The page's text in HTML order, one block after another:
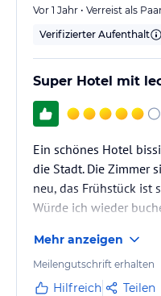
Vor 1 Jahr • Verreist als
Verifizierter Aufenthalt
Super Hotel mit
Ein schönes Hotel
die Stadt. Die Zimmer
neu, das Frühstück ist
Würde ich wieder
Mehr anzeigen
Meilengutschrift erhalten
Hilfreich Teilen